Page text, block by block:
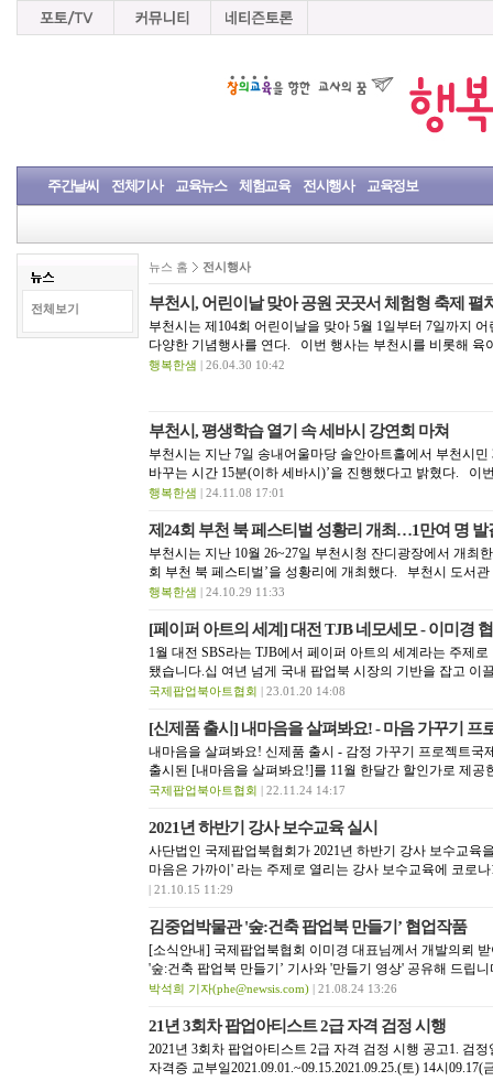
주간날씨 전체기사 교육뉴스 체험교육 전시행사 교육정보
전체보기
뉴스 홈 전시행사
부천시, 어린이날 맞아 공원 곳곳서 체험형 축제 펼
부천시는 제104회 어린이날을 맞아 5월 1일부터 7일까지
다양한 기념행사를 연다. 이번 행사는 부천시를 비롯해 육
행복한샘 | 26.04.30 10:42
부천시, 평생학습 열기 속 세바시 강연회 마쳐
부천시는 지난 7일 송내어울마당 솔안아트홀에서 부천시민
바꾸는 시간 15분(이하 세바시)’을 진행했다고 밝혔다. 이
행복한샘 | 24.11.08 17:01
제24회 부천 북 페스티벌 성황리 개최…1만여 명 발
부천시는 지난 10월 26~27일 부천시청 잔디광장에서 개최
회 부천 북 페스티벌’을 성황리에 개최했다. 부천시 도서관
행복한샘 | 24.10.29 11:33
[페이퍼 아트의 세계] 대전 TJB 네모세모 - 이미경
1월 대전 SBS라는 TJB에서 페이퍼 아트의 세계라는 주제
됐습니다.십 여년 넘게 국내 팝업북 시장의 기반을 잡고 이
국제팝업북아트협회 | 23.01.20 14:08
[신제품 출시] 내마음을 살펴봐요! - 마음 가꾸기 프
내마음을 살펴봐요! 신제품 출시 - 감정 가꾸기 프로젝트국
출시된 [내마음을 살펴봐요!]를 11월 한달간 할인가로 제공
국제팝업북아트협회 | 22.11.24 14:17
2021년 하반기 강사 보수교육 실시
사단법인 국제팝업북협회가 2021년 하반기 강사 보수교육
마음은 가까이' 라는 주제로 열리는 강사 보수교육에 코로나
| 21.10.15 11:29
김중업박물관 '숲:건축 팝업북 만들기’ 협업작품
[소식안내] 국제팝업북협회 이미경 대표님께서 개발의뢰
'숲:건축 팝업북 만들기’ 기사와 '만들기 영상' 공유해 드립
박석희 기자(phe@newsis.com) | 21.08.24 13:26
21년 3회차 팝업아티스트 2급 자격 검정 시행
2021년 3회차 팝업아티스트 2급 자격 검정 시행 공고1. 검
자격증 교부일2021.09.01.~09.15.2021.09.25.(토) 14시09.17(